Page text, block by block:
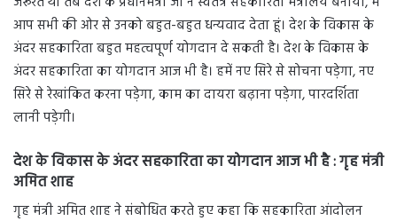
आप सभी की ओर से उनको बहुत-बहुत धन्यवाद देता हूं। देश के विकास के
अंदर सहकारिता बहुत महत्वपूर्ण योगदान दे सकती है। देश के विकास के
अंदर सहकारिता का योगदान आज भी है। हमें नए सिरे से सोचना पड़ेगा, नए
सिरे से रेखांकित करना पड़ेगा, काम का दायरा बढ़ाना पड़ेगा, पारदर्शिता
लानी पड़ेगी।
देश के विकास के अंदर सहकारिता का योगदान आज भी है : गृह मंत्री
अमित शाह
गृह मंत्री अमित शाह ने संबोधित करते हुए कहा कि सहकारिता आंदोलन